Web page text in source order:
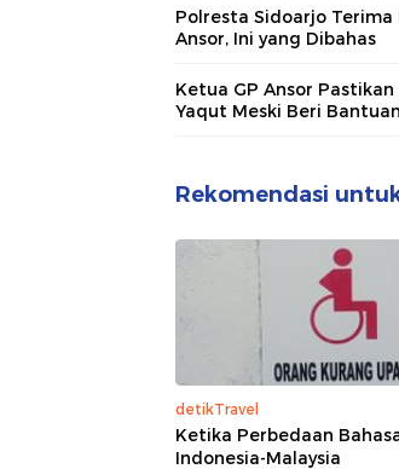
Polresta Sidoarjo Terima
Ansor, Ini yang Dibahas
Ketua GP Ansor
Yaqut Meski Beri
Rekomendasi
detikTravel
Ketika Perbedaan
Indonesia-Malaysia